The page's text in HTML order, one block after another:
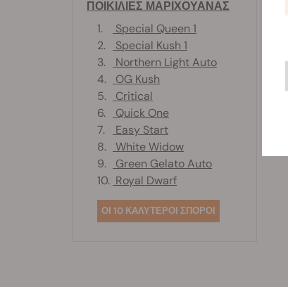
ΠΟΙΚΙΛΙΕΣ ΜΑΡΙΧΟΥΑΝΑΣ
1.
Special Queen 1
2.
Special Kush 1
3.
Northern Light Auto
4.
OG Kush
5.
Critical
6.
Quick One
7.
Easy Start
8.
White Widow
9.
Green Gelato Auto
10. Royal Dwarf
ΟΙ 10 ΚΑΛΥΤΕΡΟΙ ΣΠΟΡΟΙ